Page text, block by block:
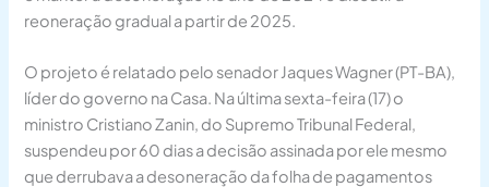
reoneração gradual a partir de 2025.
O projeto é relatado pelo senador Jaques Wagner (PT-BA),
líder do governo na Casa. Na última sexta-feira (17) o
ministro Cristiano Zanin, do Supremo Tribunal Federal,
suspendeu por 60 dias a decisão assinada por ele mesmo
que derrubava a desoneração da folha de pagamentos